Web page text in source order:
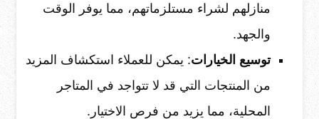
منازلهم لشراء مستلزماتهم، مما يوفر الوقت
والجهد.
توسيع الخيارات: يمكن للعملاء استكشاف المزيد
من المنتجات التي قد لا تتواجد في المتاجر
المحلية، مما يزيد من فرص الاختيار.